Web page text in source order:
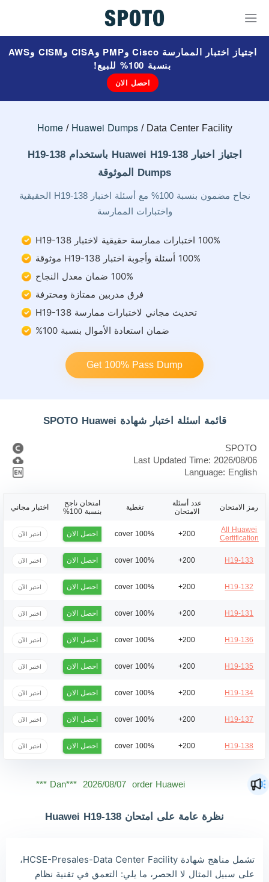
اجتياز اختبار الممارسة Cisco وPMP وCISA وCISM وAWS
بنسبة 100% للبيع!
احصل الان
Home Huawei Dumps Data Center Facility
اجتياز اختبار Huawei H19-138 باستخدام H19-138
Dumps الموثوقة
نجاح مضمون بنسبة 100% مع أسئلة اختبار H19-138 الحقيقية
واختبارات الممارسة
100% اختبارات ممارسة حقيقية لاختبار H19-138
100% أسئلة وأجوبة اختبار H19-138 موثوقة
100% ضمان معدل النجاح
فرق مدربين ممتازة ومحترفة
تحديث مجاني لاختبارات ممارسة H19-138
ضمان استعادة الأموال بنسبة 100%
Get 100% Pass Dump
قائمة اسئلة اختبار شهادة SPOTO Huawei
SPOTO
Last Updated Time: 2026/08/06
Language: English
رمز الامتحان
عدد أسئلة
الامتحان
تغطية
امتحان ناجح
بنسبة 100%
اختبار مجاني
All Huawei
Certification
200+
100% cover احصل الان اختبر الآن
H19-133
200+
100% cover احصل الان اختبر الآن
H19-132
200+
100% cover احصل الان اختبر الآن
H19-131
200+
100% cover احصل الان اختبر الآن
H19-136
200+
100% cover احصل الان اختبر الآن
H19-135
200+
100% cover احصل الان اختبر الآن
H19-134
200+
100% cover احصل الان اختبر الآن
H19-137
200+
100% cover احصل الان اختبر الآن
H19-138
200+
100% cover احصل الان اختبر الآن
Dan*** 2026/08/07 order Huawei ***
Lia*** 2026/08/07 order Huawei ***
نظرة عامة على امتحان Huawei H19-138
تشمل مناهج شهادة HCSE-Presales-Data Center Facility،
على سبيل المثال لا الحصر، ما يلي: التعمق في تقنية نظام